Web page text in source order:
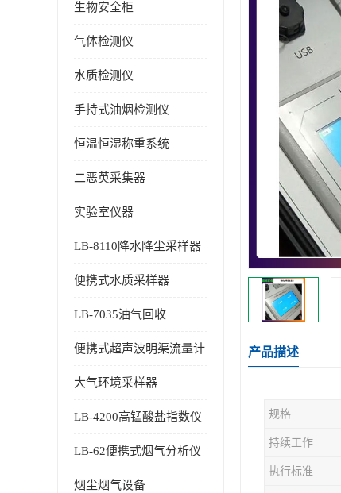
生物安全柜
气体检测仪
水质检测仪
手持式油烟检测仪
恒温恒湿称重系统
二恶英采集器
实验室仪器
LB-8110降水降尘采样器
便携式水质采样器
LB-7035油气回收
便携式超声波明渠流量计
大气环境采样器
LB-4200高锰酸盐指数仪
LB-62便携式烟气分析仪
烟尘烟气设备
产品描述
规格
持续工作
执行标准